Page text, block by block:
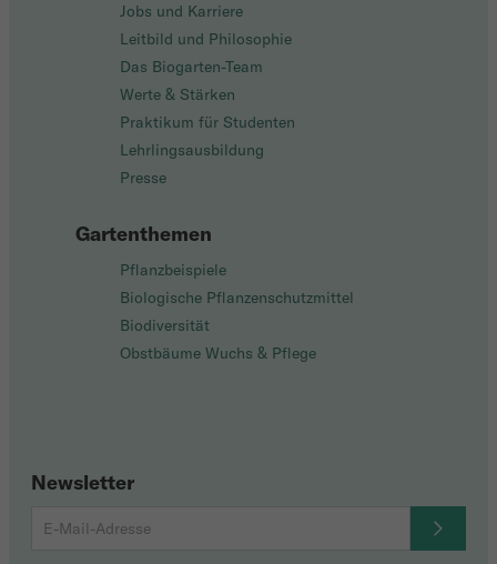
Jobs und Karriere
Leitbild und Philosophie
Das Biogarten-Team
Werte & Stärken
Praktikum für Studenten
Lehrlingsausbildung
Presse
Gartenthemen
Pflanzbeispiele
Biologische Pflanzenschutzmittel
Biodiversität
Obstbäume Wuchs & Pflege
Newsletter